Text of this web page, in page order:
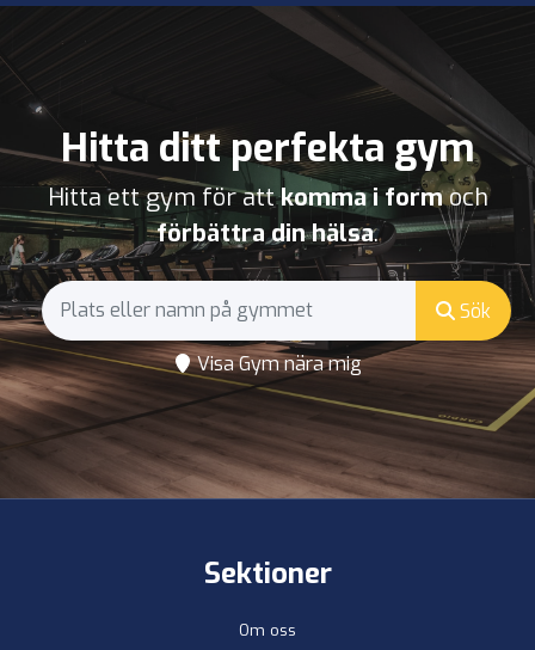
Hitta ditt perfekta gym
Hitta ett gym för attkomma i formoch
förbättra din hälsa.
Sök
Visa Gym nära mig
Sektioner
Om oss